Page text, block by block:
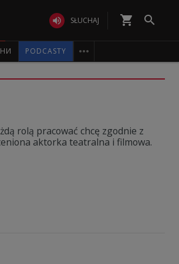
 SŁUCHAJ shopping_cart 
PODCASTY 
rolą pracować chcę zgodnie z
aktorka teatralna i filmowa.